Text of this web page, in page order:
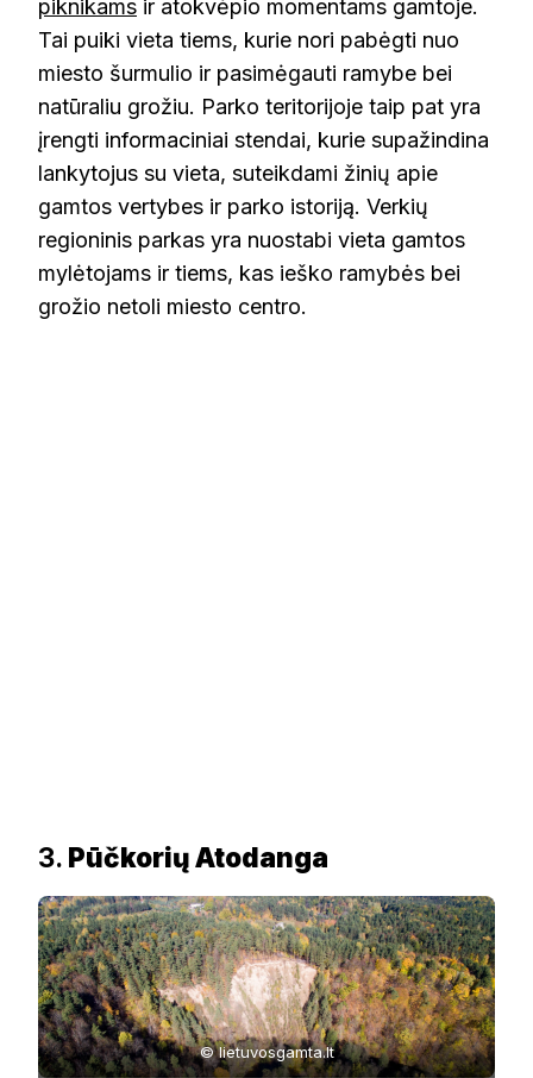
piknikams ir atokvėpio momentams gamtoje.
Tai puiki vieta tiems, kurie nori pabėgti nuo
miesto šurmulio ir pasimėgauti ramybe bei
natūraliu grožiu. Parko teritorijoje taip pat yra
įrengti informaciniai stendai, kurie supažindina
lankytojus su vieta, suteikdami žinių apie
gamtos vertybes ir parko istoriją. Verkių
regioninis parkas yra nuostabi vieta gamtos
mylėtojams ir tiems, kas ieško ramybės bei
grožio netoli miesto centro.
3. Pūčkorių Atodanga
© lietuvosgamta.lt